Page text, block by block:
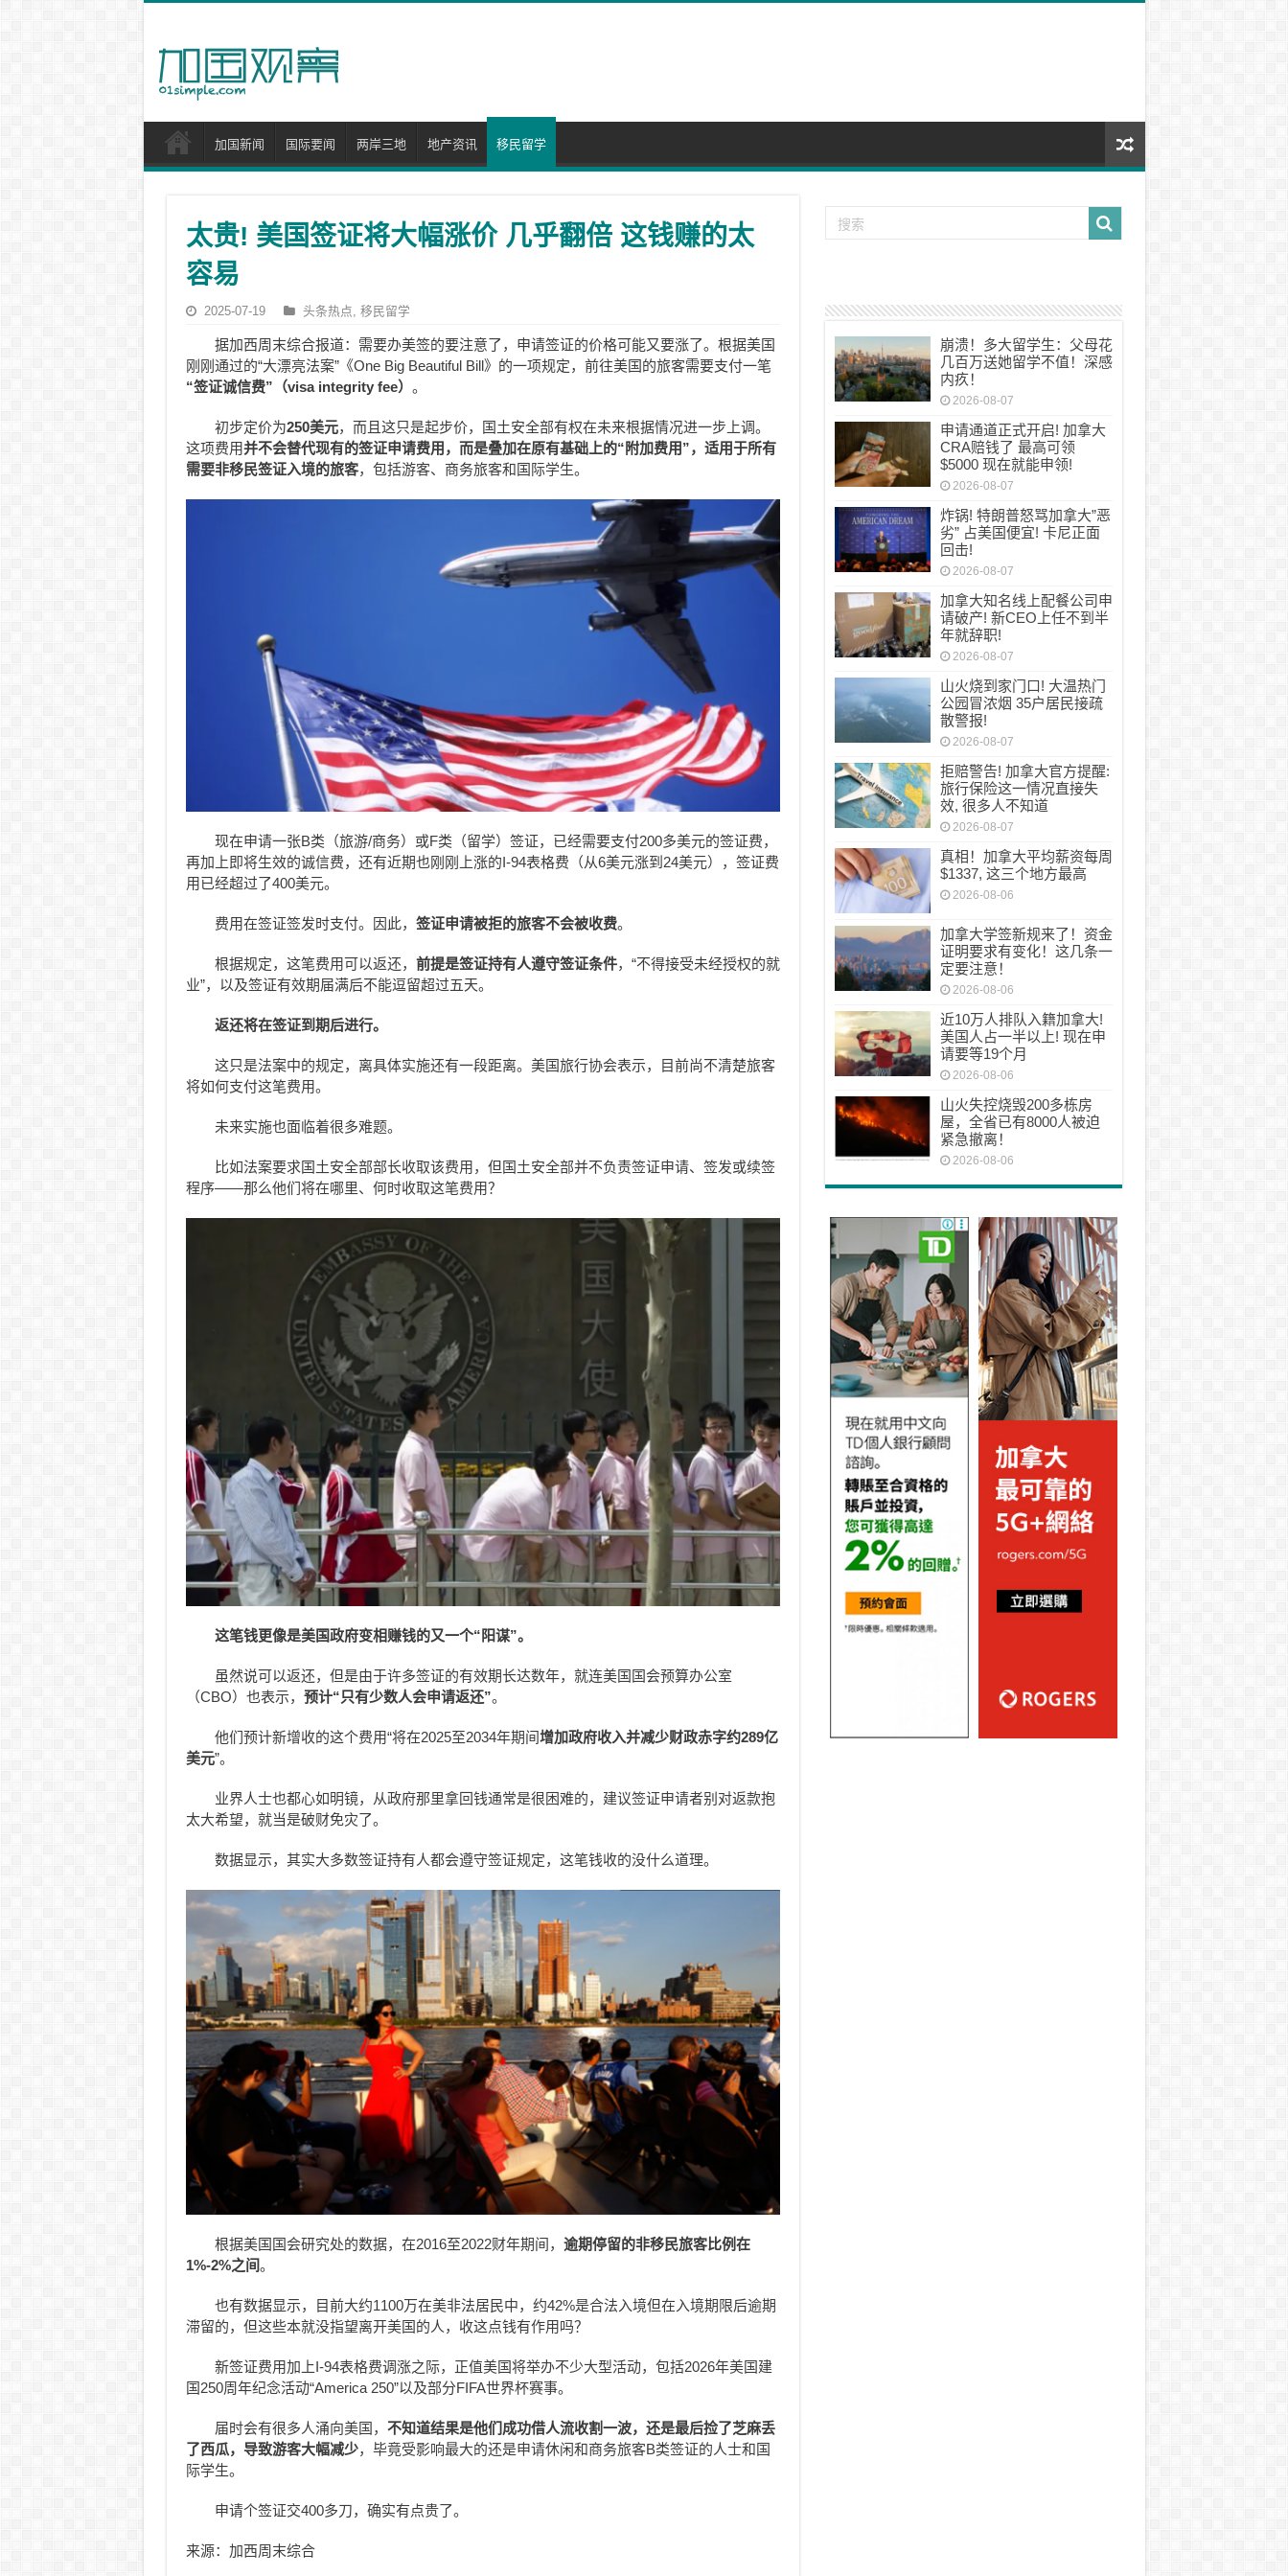
加国新闻 国际要闻 两岸三地 地产资讯 移民留学
太贵! 美国签证将大幅涨价 几乎翻倍 这钱赚的太
容易
2025-07-19 头条热点, 移民留学
据加西周末综合报道：需要办美签的要注意了，申请签证的价格可能又要涨了。根据美国
刚刚通过的“大漂亮法案”《One Big Beautiful Bill》的一项规定，前往美国的旅客需要支付一笔
“签证诚信费”（visa integrity fee） 。
初步定价为250美元，而且这只是起步价，国土安全部有权在未来根据情况进一步上调。
这项费用并不会替代现有的签证申请费用，而是叠加在原有基础上的“附加费用”，适用于所有
需要非移民签证入境的旅客，包括游客、商务旅客和国际学生。
现在申请一张B类（旅游/商务）或F类（留学）签证，已经需要支付200多美元的签证费，
再加上即将生效的诚信费，还有近期也刚刚上涨的I-94表格费（从6美元涨到24美元），签证费
用已经超过了400美元。
费用在签证签发时支付。因此， 签证申请被拒的旅客不会被收费。
根据规定，这笔费用可以返还， 前提是签证持有人遵守签证条件，“不得接受未经授权的就
业”，以及签证有效期届满后不能逗留超过五天。
返还将在签证到期后进行。
这只是法案中的规定，离具体实施还有一段距离。美国旅行协会表示，目前尚不清楚旅客
将如何支付这笔费用。
未来实施也面临着很多难题。
比如法案要求国土安全部部长收取该费用，但国土安全部并不负责签证申请、签发或续签
程序——那么他们将在哪里、何时收取这笔费用？
这笔钱更像是美国政府变相赚钱的又一个“阳谋”。
虽然说可以返还，但是由于许多签证的有效期长达数年，就连美国国会预算办公室
（CBO）也表示， 预计“只有少数人会申请返还”。
他们预计新增收的这个费用“将在2025至2034年期间增加政府收入并减少财政赤字约289亿
美元”。
业界人士也都心如明镜，从政府那里拿回钱通常是很困难的，建议签证申请者别对返款抱
太大希望，就当是破财免灾了。
数据显示，其实大多数签证持有人都会遵守签证规定，这笔钱收的没什么道理。
根据美国国会研究处的数据，在2016至2022财年期间， 逾期停留的非移民旅客比例在
1%-2%之间 。
也有数据显示，目前大约1100万在美非法居民中，约42%是合法入境但在入境期限后逾期
滞留的，但这些本就没指望离开美国的人，收这点钱有作用吗？
新签证费用加上I-94表格费调涨之际，正值美国将举办不少大型活动，包括2026年美国建
国250周年纪念活动“America 250”以及部分FIFA世界杯赛事。
届时会有很多人涌向美国， 不知道结果是他们成功借人流收割一波，还是最后捡了芝麻丢
了西瓜，导致游客大幅减少，毕竟受影响最大的还是申请休闲和商务旅客B类签证的人士和国
际学生。
申请个签证交400多刀，确实有点贵了。
来源：加西周末综合
崩溃！多大留学生：父母花
几百万送她留学不值！深感
内疚！
2026-08-07
申请通道正式开启! 加拿大
CRA赔钱了 最高可领
$5000 现在就能申领!
2026-08-07
炸锅! 特朗普怒骂加拿大”恶
劣” 占美国便宜! 卡尼正面
回击!
2026-08-07
加拿大知名线上配餐公司申
请破产! 新CEO上任不到半
年就辞职!
2026-08-07
山火烧到家门口! 大温热门
公园冒浓烟 35户居民接疏
散警报!
2026-08-07
拒赔警告! 加拿大官方提醒:
旅行保险这一情况直接失
效, 很多人不知道
2026-08-07
真相！加拿大平均薪资每周
$1337, 这三个地方最高
2026-08-06
加拿大学签新规来了！资金
证明要求有变化！这几条一
定要注意！
2026-08-06
近10万人排队入籍加拿大!
美国人占一半以上! 现在申
请要等19个月
2026-08-06
山火失控烧毁200多栋房
屋，全省已有8000人被迫
紧急撤离！
2026-08-06